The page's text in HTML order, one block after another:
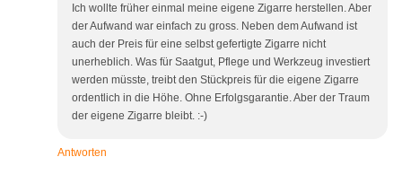
Ich wollte früher einmal meine eigene Zigarre herstellen. Aber
der Aufwand war einfach zu gross. Neben dem Aufwand ist
auch der Preis für eine selbst gefertigte Zigarre nicht
unerheblich. Was für Saatgut, Pflege und Werkzeug investiert
werden müsste, treibt den Stückpreis für die eigene Zigarre
ordentlich in die Höhe. Ohne Erfolgsgarantie. Aber der Traum
der eigene Zigarre bleibt. :-)
Antworten